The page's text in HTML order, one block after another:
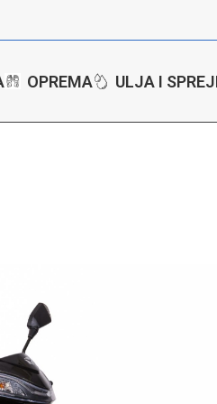
OPREMA ULJA I